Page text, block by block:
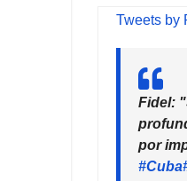
Tweets by
Fidel:
por
#Cuba